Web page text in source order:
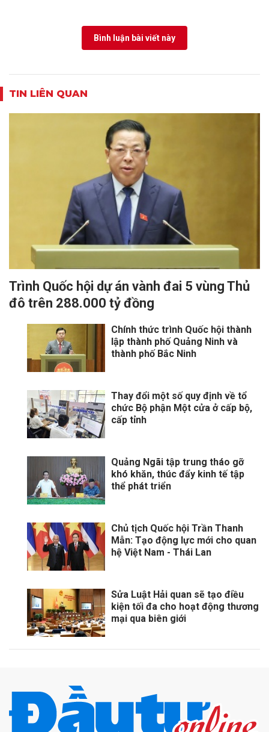
Bình luận bài viết này
TIN LIÊN QUAN
Trình Quốc hội dự án vành đai 5 vùng Thủ
đô trên 288.000 tỷ đồng
Chính thức trình Quốc hội thành
lập thành phố Quảng Ninh và
thành phố Bắc Ninh
Thay đổi một số quy định về tổ
chức Bộ phận Một cửa ở cấp bộ,
cấp tỉnh
Quảng Ngãi tập trung tháo gỡ
khó khăn, thúc đẩy kinh tế tập
thể phát triển
Chủ tịch Quốc hội Trần Thanh
Mẫn: Tạo động lực mới cho quan
hệ Việt Nam - Thái Lan
Sửa Luật Hải quan sẽ tạo điều
kiện tối đa cho hoạt động thương
mại qua biên giới